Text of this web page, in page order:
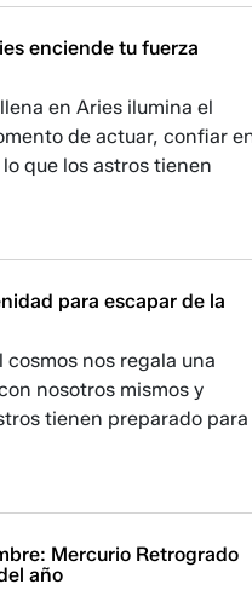
enciende tu fuerza
en Aries ilumina el
de actuar, confiar
que los astros tienen
para escapar de la
nos regala una
nosotros mismos y
tienen preparado para
Mercurio Retrogrado
año